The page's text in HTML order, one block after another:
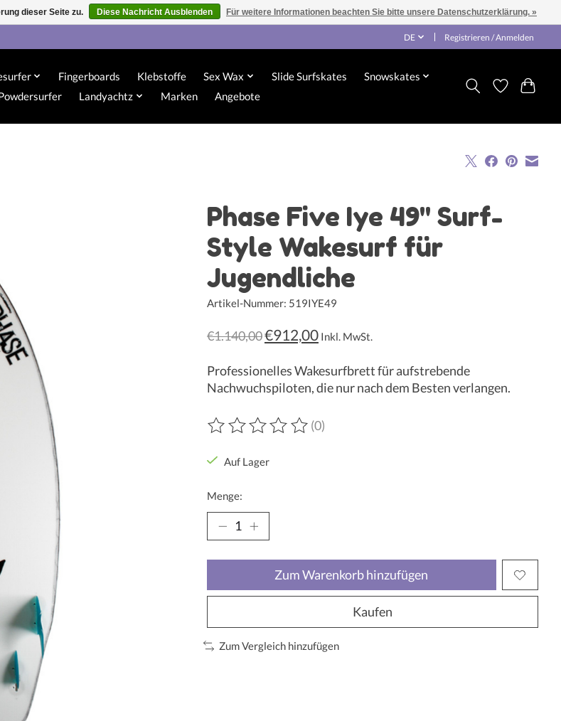
DE Registrieren / Anmelden
Fingerboards Klebstoffe Sex Wax Slide Surfskates
Snowskates
Landyachtz Marken Angebote
Phase Five Iye 49" Surf-
Style Wakesurf für
Jugendliche
Artikel-Nummer: 519IYE49
€1.140,00€912,00 Inkl. MwSt.
Professionelles Wakesurfbrett für aufstrebende
Nachwuchspiloten, die nur nach dem Besten verlangen.
Die Bewertung dieses Produkts ist
(0)
Auf Lager
Menge:
Zum Warenkorb hinzufügen
Kaufen
Zum Vergleich hinzufügen
dieser Seite zu. Diese Nachricht Ausblenden Für weitere Informationen beachten Sie bitte unsere Datenschutzerklärung. »